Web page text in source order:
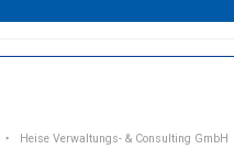
Heise Verwaltungs- & Consulting GmbH